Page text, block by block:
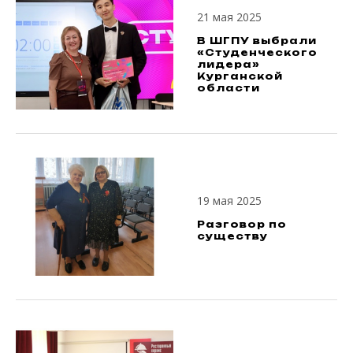
21 мая 2025
В ШГПУ выбрали
«Студенческого
лидера»
Курганской
области
19 мая 2025
Разговор по
существу